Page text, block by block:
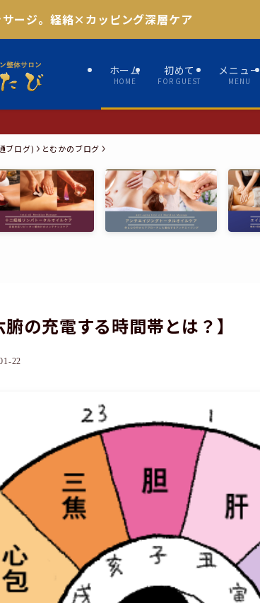
ージ。経絡×カッピング深層ケア
ホーム
HOME
初めて
FOR GUEST
メニュー
MENU
ブログ) とむかのブログ
腑の充電する時間帯とは？】
22